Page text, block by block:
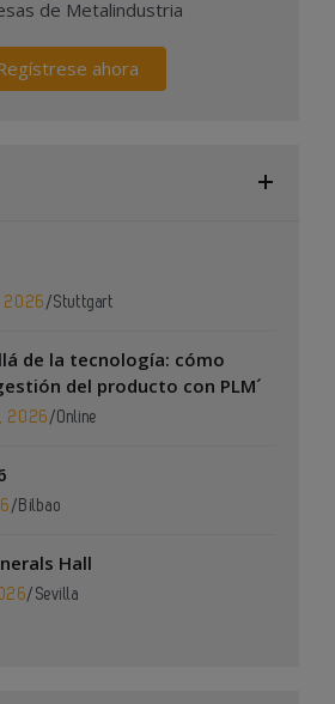
de Metalindustria
ahora
2026 /Stuttgart
de la tecnología: cómo
del producto con PLM´
2026 /Online
/ Bilbao
Hall
/ Sevilla